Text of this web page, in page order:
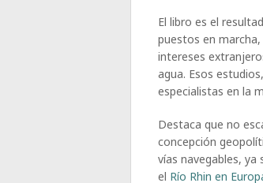
El libro es el
puestos en
intereses
agua. Esos
especialistas en la
Destaca que no
concepción
vías navegables, ya
el Río Rhin en